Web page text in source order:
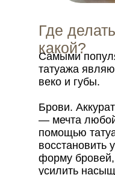
Где
какой?
Самыми
татуажа
веко и губы.
Брови.
— мечта
помощью
восстановить
форму бровей,
усилить